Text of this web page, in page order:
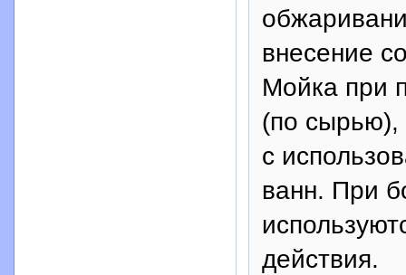
внесение
Мойка при
(по сырью),
с
ванн. При
действия.